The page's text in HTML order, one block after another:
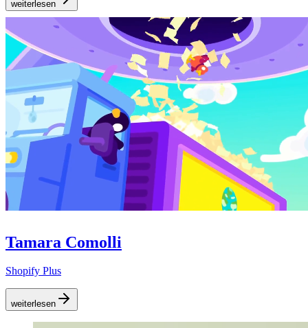
weiterlesen
Tamara Comolli
Shopify Plus
weiterlesen